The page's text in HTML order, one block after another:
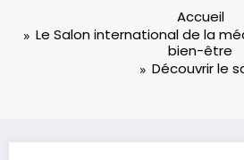
Accueil
Le Salon international de la
bien-être
Découvrir le